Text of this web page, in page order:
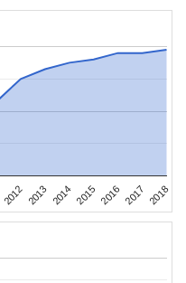
2012 2013 2014 2015 2016 2017 2018